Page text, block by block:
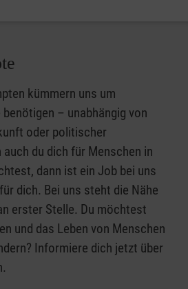
kümmern uns um
– unabhängig von
oder politischer
auch du dich für Menschen in
dann ist ein Job bei uns
dich. Bei uns steht die Nähe
erster Stelle. Du möchtest
und das Leben von Menschen
Informiere dich jetzt über